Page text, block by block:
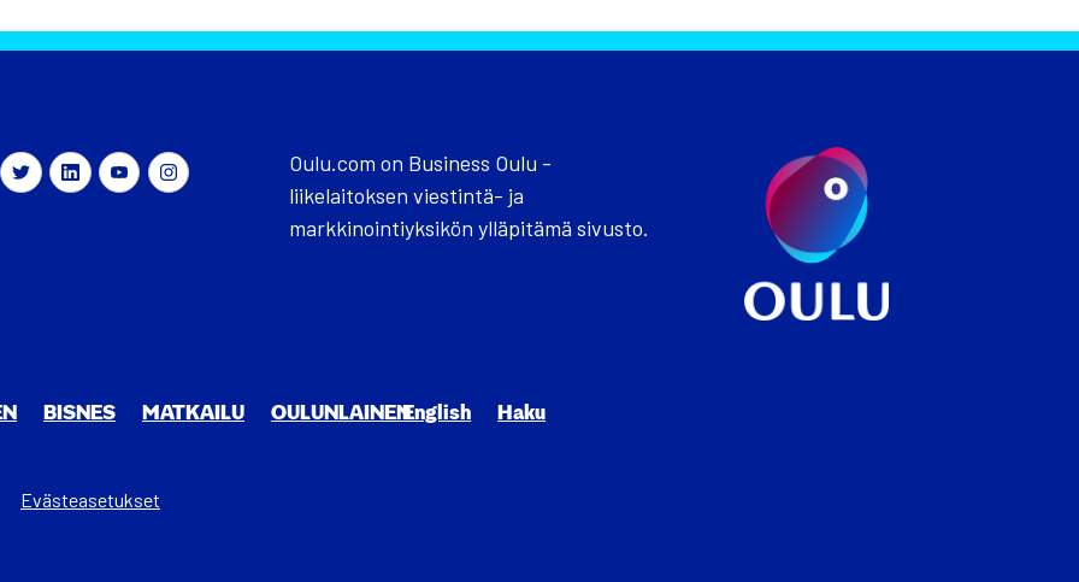
Oulu.com on Business Oulu -
liikelaitoksen viestintä- ja
markkinointiyksikön ylläpitämä sivusto.
BIS­NES MAT­KAI­LU OULUN­LAI­NENEnglish Haku
Evästeasetukset